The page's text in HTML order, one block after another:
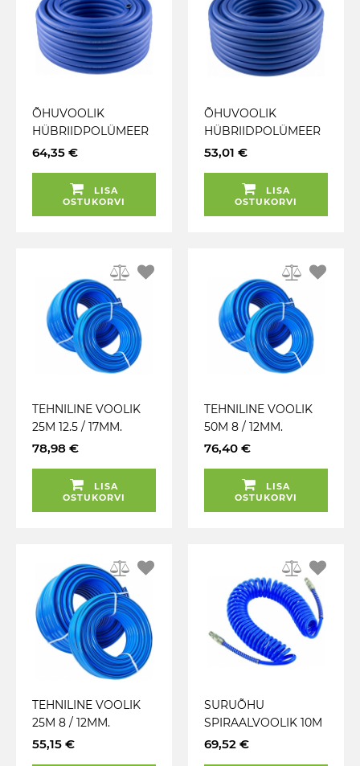
ÕHUVOOLIK
HÜBRIIDPOLÜMEER
25M (SISE 10MM.
65BAR JBM
64,35 €
LISA
OSTUKORVI
ÕHUVOOLIK
HÜBRIIDPOLÜMEER
25M (SISE 8MM.
65BAR JBM
53,01 €
LISA
OSTUKORVI
TEHNILINE VOOLIK
25M 12.5 / 17MM.
ARMEERITUD. SININE.
78,98 €
LISA
OSTUKORVI
TEHNILINE VOOLIK
50M 8 / 12MM.
ARMEERITUD. SININE.
76,40 €
LISA
OSTUKORVI
TEHNILINE VOOLIK
25M 8 / 12MM.
ARMEERITUD. SININE.
55,15 €
SURUÕHU
SPIRAALVOOLIK 10M
10X15MM 3 / 8"-3 / 8"
69,52 €